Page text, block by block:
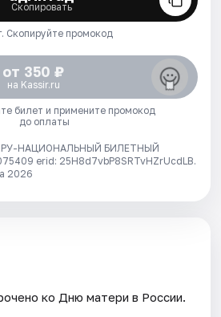
Скопировать
Скопируйте промокод
от 350 ₽
на Kassir.ru
билет и примените промокод
до оплаты
НАЦИОНАЛЬНЫЙ БИЛЕТНЫЙ
erid: 25H8d7vbP8SRTvHZrUcdLB.
2026
ко Дню матери в России.